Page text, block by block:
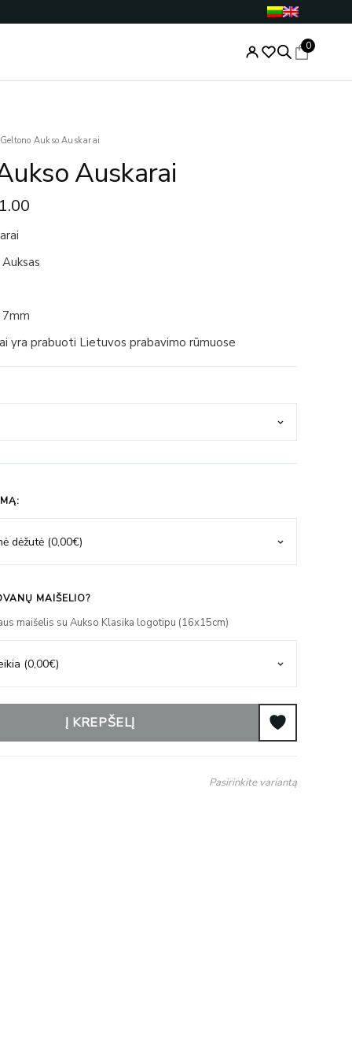
0
Aukso Auskarai
Auskarai
Price
€247.00
€251.00
yra prabuoti Lietuvos prabavimo rūmuose
MAIŠELIO?
maišelis su Aukso Klasika logotipu (16x15cm)
Į KREPŠELĮ
Pasirinkite variantą